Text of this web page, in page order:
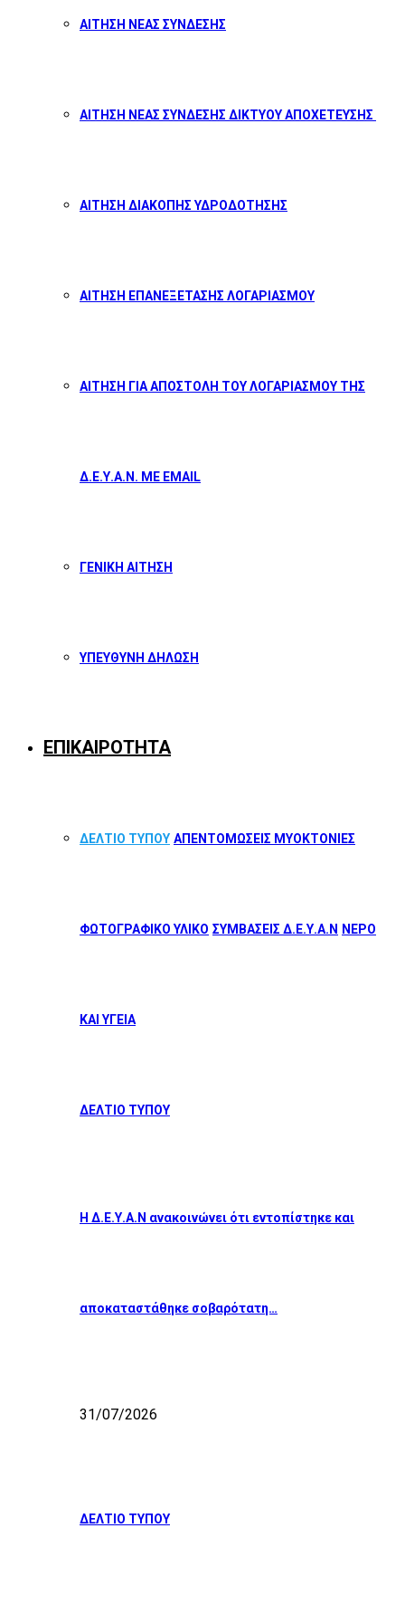
ΑΙΤΗΣΗ ΝΕΑΣ ΣΥΝΔΕΣΗΣ
ΑΙΤΗΣΗ ΝΕΑΣ ΣΥΝΔΕΣΗΣ ΔΙΚΤΥΟΥ ΑΠΟΧΕΤΕΥΣΗΣ
ΑΙΤΗΣΗ ΔΙΑΚΟΠΗΣ ΥΔΡΟΔΟΤΗΣΗΣ
ΑΙΤΗΣΗ ΕΠΑΝΕΞΕΤΑΣΗΣ ΛΟΓΑΡΙΑΣΜΟΥ
ΑΙΤΗΣΗ ΓΙΑ ΑΠΟΣΤΟΛΗ ΤΟΥ ΛΟΓΑΡΙΑΣΜΟΥ ΤΗΣ
Δ.Ε.Υ.Α.Ν. ΜΕ EMAIL
ΓΕΝΙΚΗ ΑΙΤΗΣΗ
ΥΠΕΥΘΥΝΗ ΔΗΛΩΣΗ
ΕΠΙΚΑΙΡΟΤΗΤΑ
ΔΕΛΤΙΟ ΤΥΠΟΥ ΑΠΕΝΤΟΜΩΣΕΙΣ ΜΥΟΚΤΟΝΙΕΣ
ΦΩΤΟΓΡΑΦΙΚΟ ΥΛΙΚΟ ΣΥΜΒΑΣΕΙΣ Δ.Ε.Υ.Α.Ν ΝΕΡΟ
ΚΑΙ ΥΓΕΙΑ
ΔΕΛΤΙΟ ΤΥΠΟΥ
Η Δ.Ε.Υ.Α.Ν ανακοινώνει ότι εντοπίστηκε και
αποκαταστάθηκε σοβαρότατη…
31/07/2026
ΔΕΛΤΙΟ ΤΥΠΟΥ